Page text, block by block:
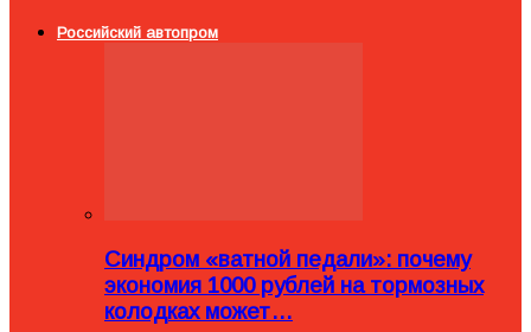
Российский автопром
Синдром «ватной педали»: почему
экономия 1000 рублей на тормозных
колодках может…